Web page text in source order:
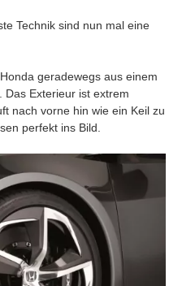
Technik sind nun mal eine
geradewegs aus einem
Exterieur ist extrem
nach vorne hin wie ein Keil zu
perfekt ins Bild.